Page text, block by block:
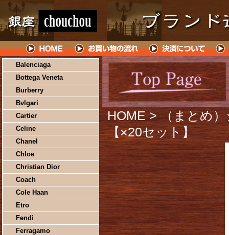
Balenciaga
Bottega Veneta
Burberry
Bvlgari
Cartier
Celine
Chanel
Chloe
Christian Dior
Coach
Cole Haan
Etro
Fendi
Ferragamo
HOME > （まとめ
【×20セット】